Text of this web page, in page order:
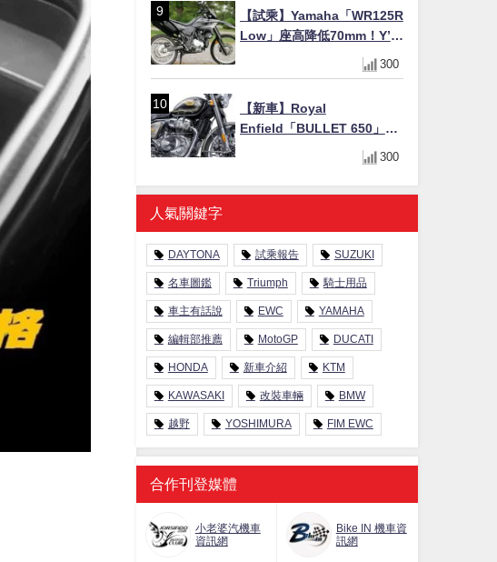
【試乘】Yamaha「WR125R
Low」座高降低70mm！Y’s
Gear低座高座墊×低座高連桿
×腳踏著地感大幅改善，越野
300
【新車】Royal
Enfield「BULLET 650」8
月27日日本發售（98萬日圓
～）！648cc空冷並列雙缸×
虎眼指示燈×砲筒黑/戰艦藍兩
300
人氣關鍵字
DAYTONA 試乘報告 SUZUKI
名車圖鑑 Triumph 騎士用品
車主有話說 EWC YAMAHA
編輯部推薦 MotoGP DUCATI
HONDA 新車介紹 KTM
KAWASAKI 改裝車輛 BMW
越野 YOSHIMURA FIM EWC
合作刊登媒體
小老婆汽機車
資訊網
Bike IN 機車資
訊網